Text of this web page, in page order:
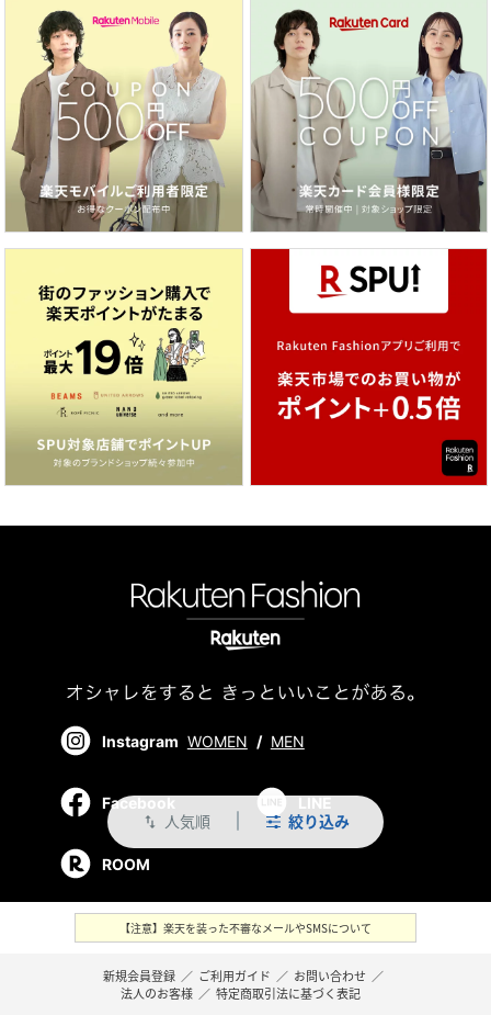
swap_vert 人気順 絞り込み
Instagram WOMEN / MEN
Facebook LINE
ROOM
【注意】楽天を装った不審なメールやSMSについて
新規会員登録 ／ ご利用ガイド ／ お問い合わせ ／
法人のお客様 ／ 特定商取引法に基づく表記